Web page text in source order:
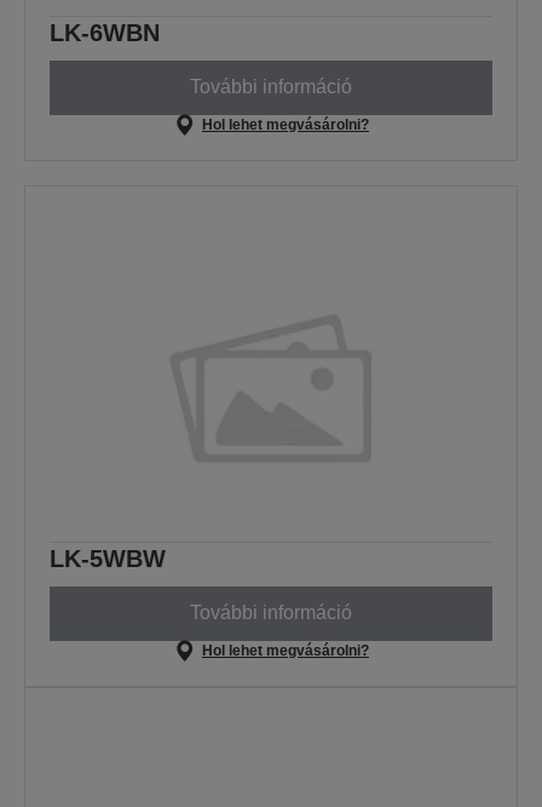
LK-6WBN
További információ
Hol lehet megvásárolni?
LK-5WBW
További információ
Hol lehet megvásárolni?